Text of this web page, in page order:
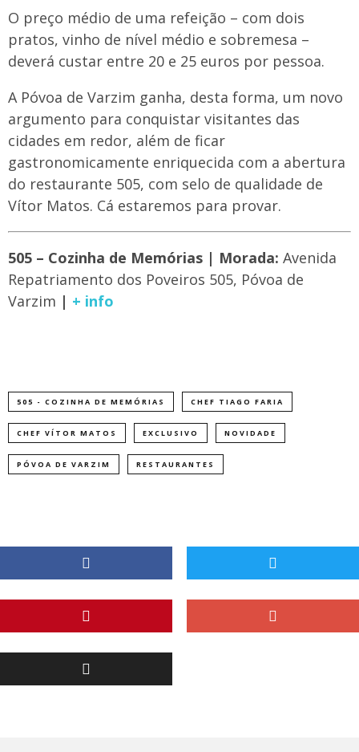
O preço médio de uma refeição – com dois
pratos, vinho de nível médio e sobremesa –
deverá custar entre 20 e 25 euros por pessoa.
A Póvoa de Varzim ganha, desta forma, um novo
argumento para conquistar visitantes das
cidades em redor, além de ficar
gastronomicamente enriquecida com a abertura
do restaurante 505, com selo de qualidade de
Vítor Matos. Cá estaremos para provar.
505 – Cozinha de Memórias | Morada: Avenida
Repatriamento dos Poveiros 505, Póvoa de
Varzim | + info
505 - COZINHA DE MEMÓRIAS CHEF TIAGO FARIA
CHEF VÍTOR MATOS EXCLUSIVO NOVIDADE
PÓVOA DE VARZIM RESTAURANTES